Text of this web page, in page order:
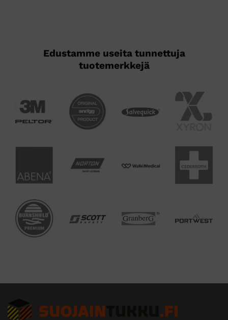
Edustamme useita tunnettuja
tuotemerkkejä